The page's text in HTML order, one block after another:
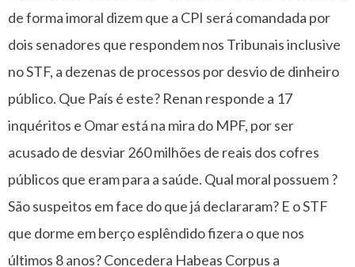
de forma imoral dizem que a CPI será comandada por
dois senadores que respondem nos Tribunais inclusive
no STF, a dezenas de processos por desvio de dinheiro
público. Que País é este? Renan responde a 17
inquéritos e Omar está na mira do MPF, por ser
acusado de desviar 260 milhões de reais dos cofres
públicos que eram para a saúde. Qual moral possuem ?
São suspeitos em face do que já declararam? E o STF
que dorme em berço esplêndido fizera o que nos
últimos 8 anos? Concedera Habeas Corpus a